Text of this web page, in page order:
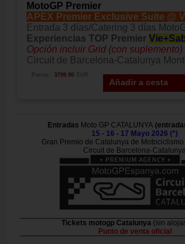
MotoGP Premier
APEX Premier Exclusive Suite @
Entrada 3 días/Catering 3 días
Experiencias TOP Premier
Opción incluir Grid (con suplemento)
Circuit de Barcelona-Catalunya
Añadir a cesta
Precio: 3799.00 EUR
Entradas Moto GP CATALUNYA
15 - 16 - 17 Mayo 2026 (*)
Gran Premio de Catalunya de
Circuit de Barcelona-
Tickets motogp Catalunya (sin
Punto de venta oficial